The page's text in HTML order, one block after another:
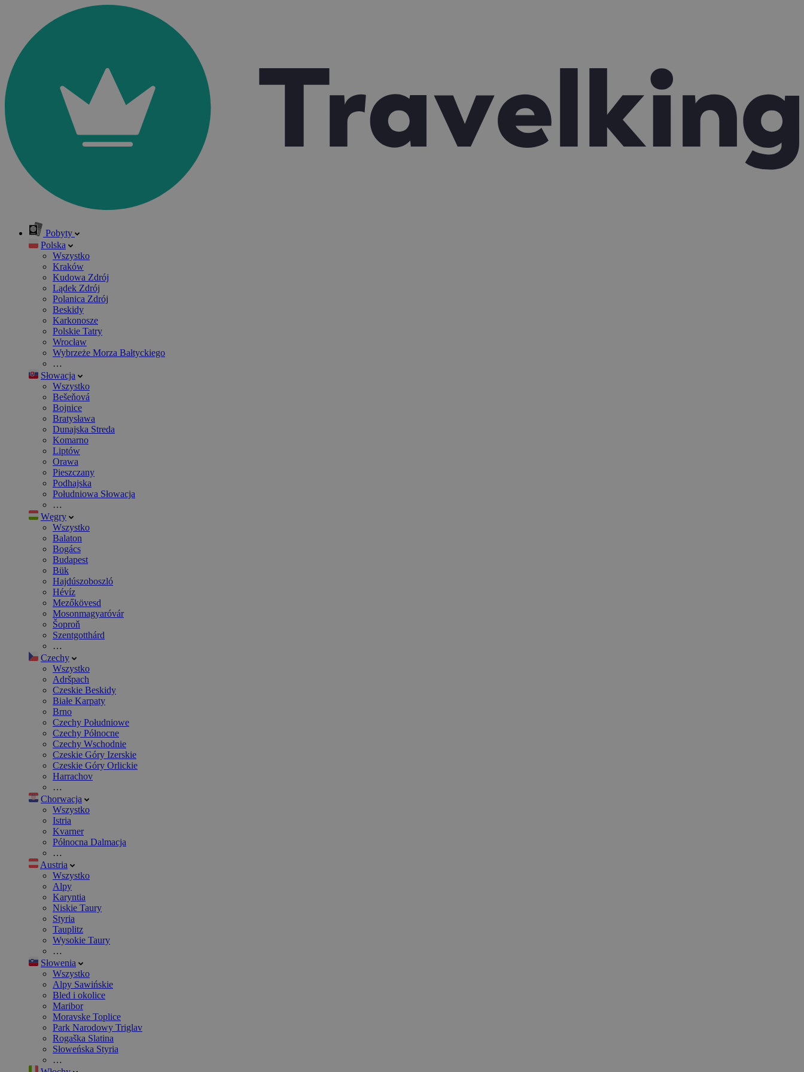
Pobyty
Polska
Wszystko
Kraków
Kudowa Zdrój
Lądek Zdrój
Polanica Zdrój
Beskidy
Karkonosze
Polskie Tatry
Wrocław
Wybrzeże Morza Bałtyckiego
…
Słowacja
Wszystko
Bešeňová
Bojnice
Bratysława
Dunajska Streda
Komarno
Liptów
Orawa
Pieszczany
Podhajska
Południowa Słowacja
…
Węgry
Wszystko
Balaton
Bogács
Budapest
Bük
Hajdúszoboszló
Hévíz
Mezőkövesd
Mosonmagyaróvár
Šoproň
Szentgotthárd
…
Czechy
Wszystko
Adršpach
Czeskie Beskidy
Białe Karpaty
Brno
Czechy Południowe
Czechy Północne
Czechy Wschodnie
Czeskie Góry Izerskie
Czeskie Góry Orlickie
Harrachov
…
Chorwacja
Wszystko
Istria
Kvarner
Północna Dalmacja
…
Austria
Wszystko
Alpy
Karyntia
Niskie Taury
Styria
Tauplitz
Wysokie Taury
…
Słowenia
Wszystko
Alpy Sawińskie
Bled i okolice
Maribor
Moravske Toplice
Park Narodowy Triglav
Rogaška Slatina
Słoweńska Styria
…